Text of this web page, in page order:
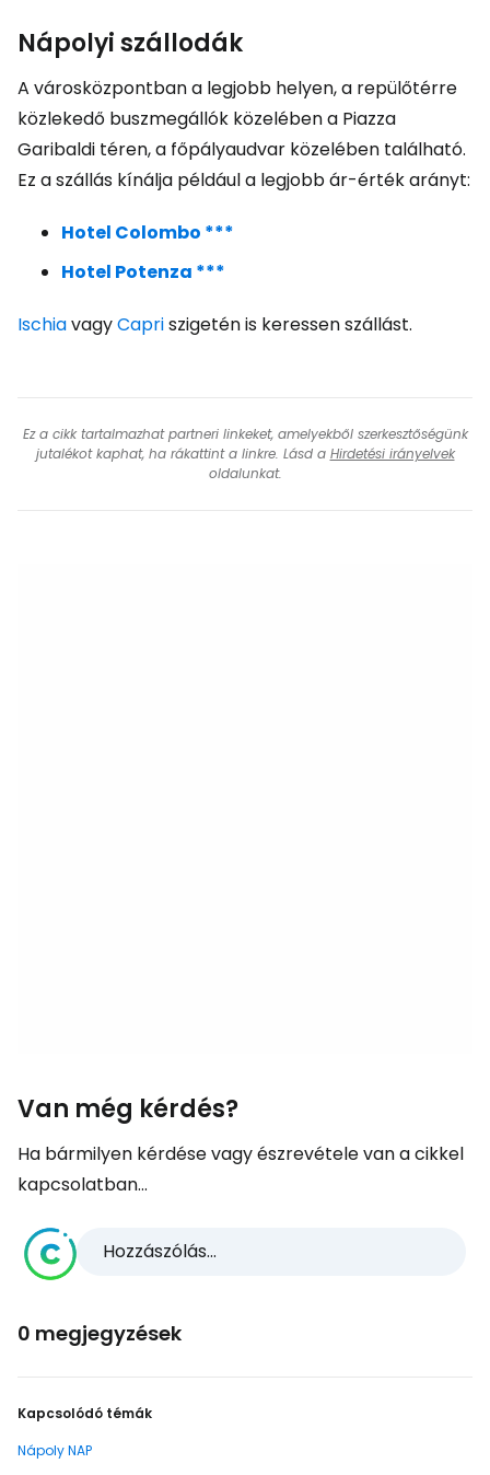
Nápolyi szállodák
A városközpontban a legjobb helyen, a repülőtérre
közlekedő buszmegállók közelében a Piazza
Garibaldi téren, a főpályaudvar közelében található.
Ez a szállás kínálja például a legjobb ár-érték arányt:
Hotel Colombo ***
Hotel Potenza ***
IschiavagyCapriszigetén is keressen szállást.
Ez a cikk tartalmazhat partneri linkeket, amelyekből szerkesztőségünk
jutalékot kaphat, ha rákattint a linkre. Lásd a Hirdetési irányelvek
oldalunkat.
Van még kérdés?
Ha bármilyen kérdése vagy észrevétele van a cikkel
kapcsolatban...
Hozzászólás...
0 megjegyzések
Kapcsolódó témák
Nápoly NAP